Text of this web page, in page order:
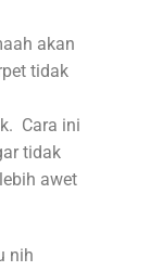
akan
tidak
Cara ini
tidak
awet
nih